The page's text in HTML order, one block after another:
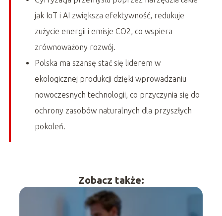
jak IoT i AI zwiększa efektywność, redukuje
zużycie energii i emisje CO2, co wspiera
zrównoważony rozwój.
Polska ma szansę stać się liderem w
ekologicznej produkcji dzięki wprowadzaniu
nowoczesnych technologii, co przyczynia się do
ochrony zasobów naturalnych dla przyszłych
pokoleń.
Zobacz także: